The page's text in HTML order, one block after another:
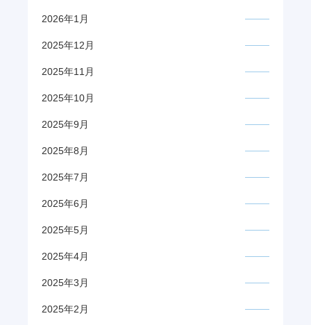
2026年1月
2025年12月
2025年11月
2025年10月
2025年9月
2025年8月
2025年7月
2025年6月
2025年5月
2025年4月
2025年3月
2025年2月